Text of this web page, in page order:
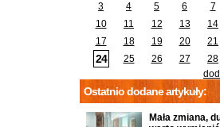
3
4 5 6 7
10
11 12 13 14
17
18 19 20 21
24 25 26 27 28
Ostatnio dodane artykuły:
Mała zmiana,